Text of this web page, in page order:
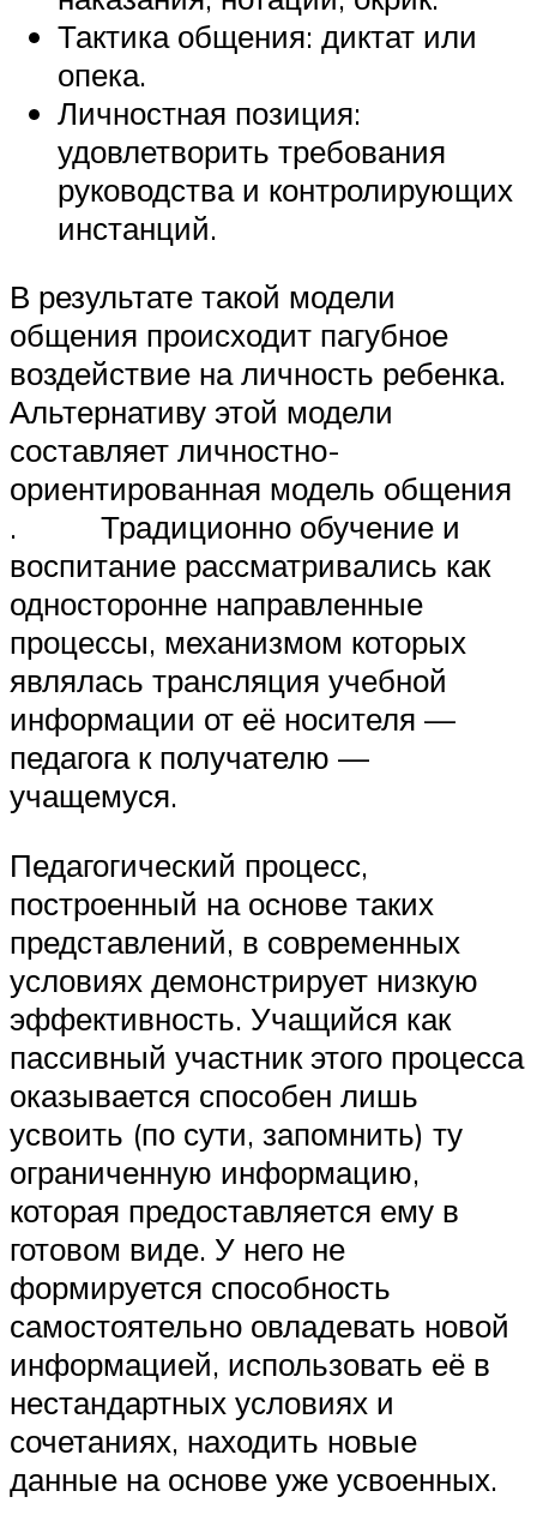
Тактика общения: диктат или
опека.
Личностная позиция:
удовлетворить требования
руководства и контролирующих
инстанций.
В результате такой модели
общения происходит пагубное
воздействие на личность ребенка.
Альтернативу этой модели
составляет личностно-
ориентированная модель общения
. Традиционно обучение и
воспитание рассматривались как
односторонне направленные
процессы, механизмом которых
являлась трансляция учебной
информации от её носителя —
педагога к получателю —
учащемуся.
Педагогический процесс,
построенный на основе таких
представлений, в современных
условиях демонстрирует низкую
эффективность. Учащийся как
пассивный участник этого процесса
оказывается способен лишь
усвоить (по сути, запомнить) ту
ограниченную информацию,
которая предоставляется ему в
готовом виде. У него не
формируется способность
самостоятельно овладевать новой
информацией, использовать её в
нестандартных условиях и
сочетаниях, находить новые
данные на основе уже усвоенных.